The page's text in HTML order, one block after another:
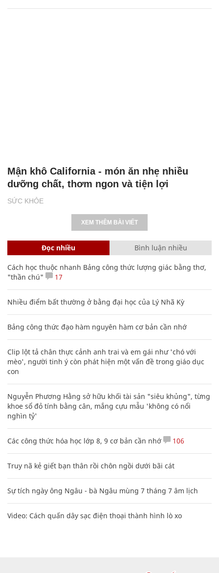
SỨC KHỎE
Mận khô California - món ăn nhẹ nhiều
dưỡng chất, thơm ngon và tiện lợi
XEM THÊM BÀI VIẾT
Đọc nhiều Bình luận nhiều
Cách học thuộc nhanh Bảng công thức lượng giác bằng thơ,
"thần chú"
17
Nhiều điểm bất thường ở bằng đại học của Lý Nhã Kỳ
Bảng công thức đạo hàm nguyên hàm cơ bản cần nhớ
Clip lột tả chân thực cảnh anh trai và em gái như 'chó với
mèo', người tinh ý còn phát hiện một vấn đề trong giáo dục
con
Nguyễn Phương Hằng sở hữu khối tài sản "siêu khủng", từng
khoe sổ đỏ tính bằng cân, mắng cựu mẫu 'không có nổi
nghìn tỷ'
Các công thức hóa học lớp 8, 9 cơ bản cần nhớ 106
Truy nã kẻ giết bạn thân rồi chôn ngồi dưới bãi cát
Sự tích ngày ông Ngâu - bà Ngâu mùng 7 tháng 7 âm lịch
Video: Cách quấn dây sạc điện thoại thành hình lò xo